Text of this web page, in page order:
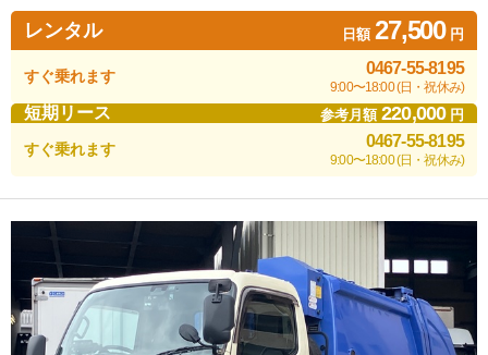
レンタル 日額27,500円
すぐ乗れます 0467-55-8195
9:00〜18:00 (日・祝休み)
短期リース 参考月額220,000円
すぐ乗れます 0467-55-8195
9:00〜18:00 (日・祝休み)